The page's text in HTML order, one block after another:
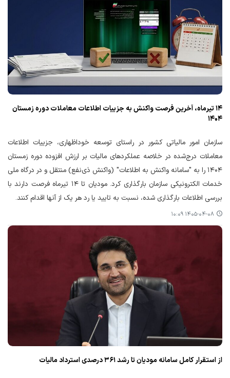
۱۴ تیرماه، آخرین فرصت واکنش به جزییات اطلاعات معاملات دوره زمستان
۱۴۰۴
سازمان امور مالیاتی کشور در راستای توسعه خوداظهاری، جزییات اطلاعات
معاملات درج‌شده در خلاصه عملکردهای مالیات بر ارزش افزوده دوره زمستان
۱۴۰۴ را به "سامانه واکنش به اطلاعات" (واکنش ذی‌نفع) منتقل و در درگاه ملی
خدمات الکترونیکی سازمان بارگذاری کرد. مودیان تا ۱۴ تیرماه فرصت دارند با
بررسی اطلاعات بارگذاری شده، نسبت به تایید یا رد هر یک از آنها اقدام کنند.
۱۴۰۵-۰۴-۰۸ ۱۰:۰۹
از استقرار کامل سامانه مودیان تا رشد ۳۶۱ درصدی استرداد مالیات